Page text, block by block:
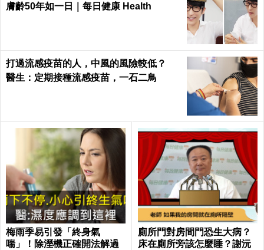
膚齡50年如一日｜每日健康 Health
打過流感疫苗的人，中風的風險較低？
醫生：定期接種流感疫苗，一石二鳥
梅雨季易引發「終身氣
喘」！除溼機正確開法解過
廁所門對房間門恐生大病？
床在廁所旁該怎麼睡？謝沅